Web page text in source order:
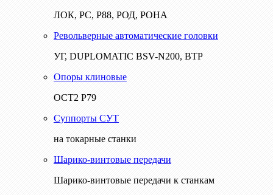
ЛОК, РС, Р88, РОД, РОНА
Револьверные автоматические головки
УГ, DUPLOMATIC BSV-N200, ВТР
Опоры клиновые
ОСТ2 Р79
Суппорты СУТ
на токарные станки
Шарико-винтовые передачи
Шарико-винтовые передачи к станкам